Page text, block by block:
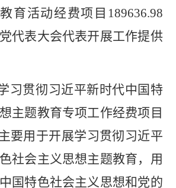
育活动经费项目 189636.98
代表大会代表开展工作提供
习贯彻习近平新时代中国特
主题教育专项工作经费项目
要用于开展学习贯彻习近平
社会主义思想主题教育，用
国特色社会主义思想和党的